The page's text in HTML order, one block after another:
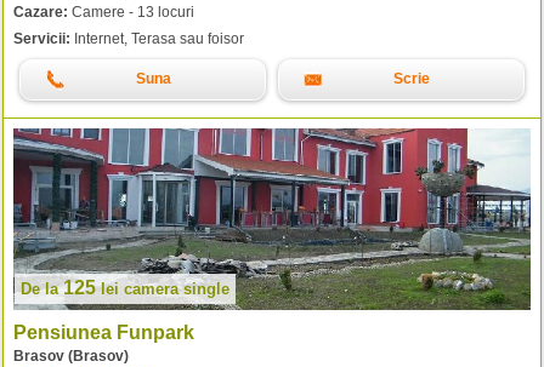
Cazare: Camere - 13 locuri
Servicii: Internet, Terasa sau foisor
Suna Scrie
De la125lei camera single
Pensiunea Funpark
Brasov (Brasov)